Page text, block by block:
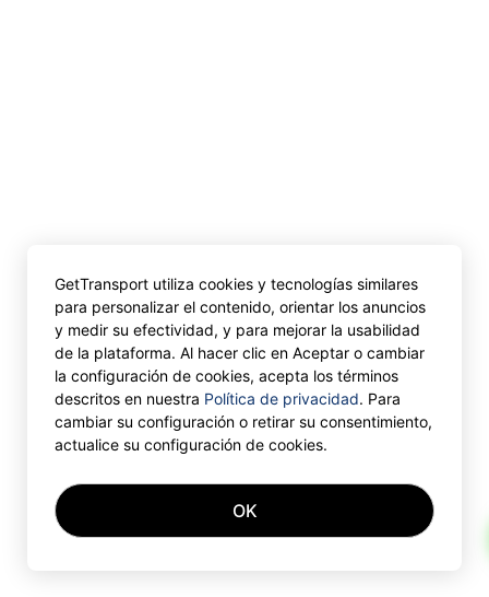
GetTransport utiliza cookies y tecnologías similares
para personalizar el contenido, orientar los anuncios
y medir su efectividad, y para mejorar la usabilidad
de la plataforma. Al hacer clic en Aceptar o cambiar
la configuración de cookies, acepta los términos
descritos en nuestra Política de privacidad. Para
cambiar su configuración o retirar su consentimiento,
actualice su configuración de cookies.
OK